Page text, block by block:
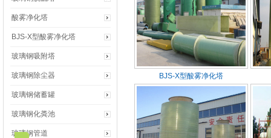
酸雾净化塔
BJS-X型酸雾净化塔
玻璃钢吸附塔
玻璃钢除尘器
玻璃钢储蓄罐
玻璃钢化粪池
玻璃钢管道
BJS-X型酸雾净化塔